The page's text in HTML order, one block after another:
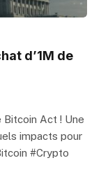
d’1M de
Bitcoin Act ! Une
impacts pour
#Crypto